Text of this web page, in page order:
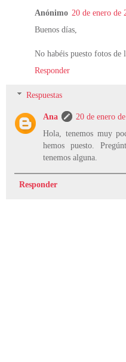
Anónimo 20 de enero de
Buenos días,
No habéis puesto fotos de
Responder
Respuestas
Ana
20 de enero
Hola, tenemos muy
hemos puesto.
tenemos alguna.
Responder